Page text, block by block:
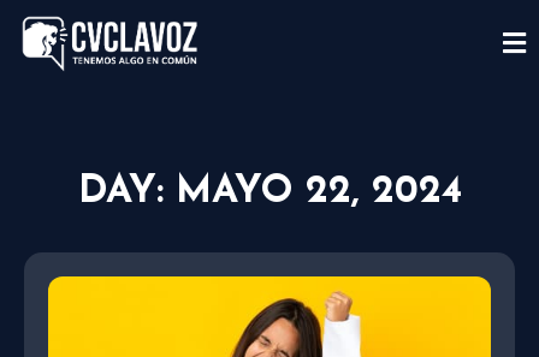
DAY: MAYO 22, 2024